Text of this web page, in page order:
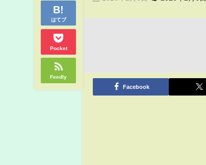
はてブ
Pocket
Feedly
Facebook